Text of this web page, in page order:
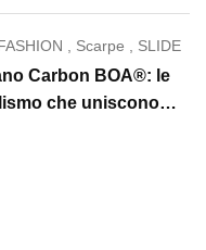
, Scarpe , SLIDE
Carbon BOA®: le
che uniscono